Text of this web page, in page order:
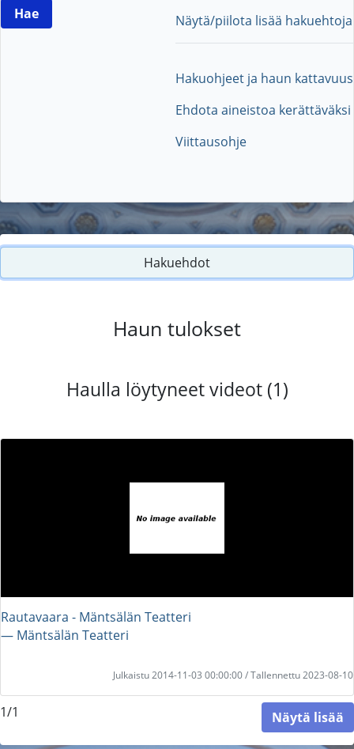
Näytä/piilota lisää hakuehtoja
Hakuohjeet ja haun kattavuus
Ehdota aineistoa kerättäväksi
Viittausohje
Hakuehdot
Haun tulokset
Haulla löytyneet videot (1)
Rautavaara - Mäntsälän Teatteri
― Mäntsälän Teatteri
Julkaistu 2014-11-03 00:00:00 / Tallennettu 2023-08-10
1/1 Näytä lisää